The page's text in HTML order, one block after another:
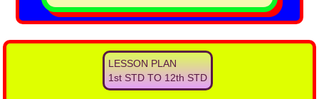
LESSON PLAN
1st STD TO 12th STD